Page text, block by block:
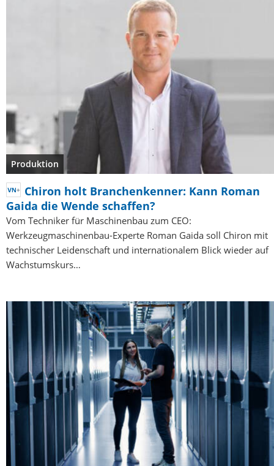
Produktion
Chiron holt Branchenkenner: Kann Roman
Gaida die Wende schaffen?
Vom Techniker für Maschinenbau zum CEO:
Werkzeugmaschinenbau-Experte Roman Gaida soll Chiron mit
technischer Leidenschaft und internationalem Blick wieder auf
Wachstumskurs…